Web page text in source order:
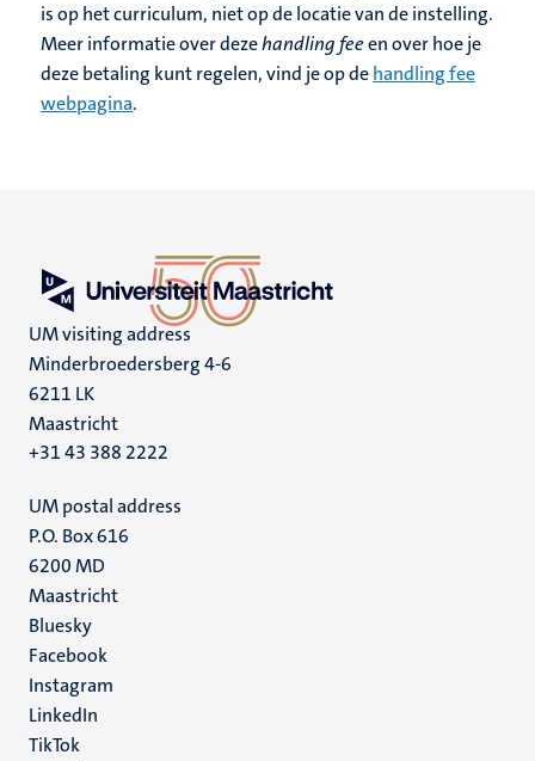
is op het curriculum, niet op de locatie van de instelling.
Meer informatie over dezehandling feeen over hoe je
deze betaling kunt regelen, vind je op dehandling fee
webpagina.
UM visiting address
Minderbroedersberg 4-6
6211 LK
Maastricht
+31 43 388 2222
UM postal address
P.O. Box 616
6200 MD
Maastricht
Social
media
Bluesky
Facebook
Instagram
LinkedIn
TikTok